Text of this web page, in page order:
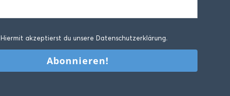
Hiermit akzeptierst du unsere Datenschutzerklärung.